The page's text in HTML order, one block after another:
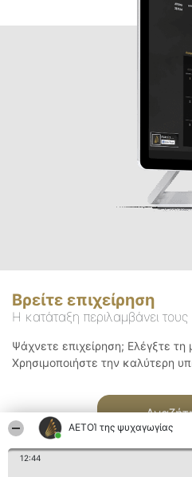
ΑΕΤΟΊ της ψυχαγωγίας
12:44
Βρείτε επιχείρηση
Η κατάταξη περιλαμβάνει
Ψάχνετε επιχείρηση; Ελέγξτε
Χρησιμοποιήστε την καλύτερη